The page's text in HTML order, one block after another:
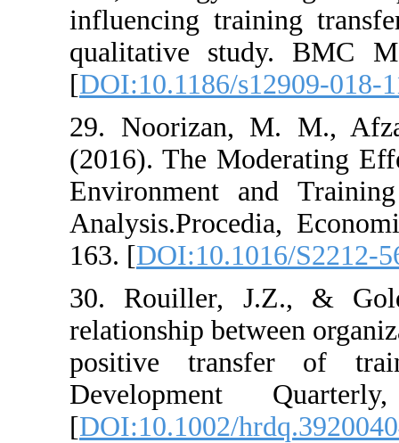
influencing
qualitative
[DOI:10.1186/
29. Noorizan,
(2016). The
Environment
163. [
30. Rouiller,
relationship
positive
[DOI:10.1002/